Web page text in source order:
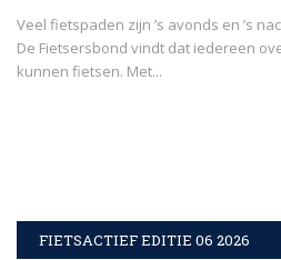
Veel fietspaden zijn ’s avonds en ’s
De Fietsersbond vindt dat iedereen
kunnen fietsen. Met...
FIETSACTIEF EDITIE 06 2026